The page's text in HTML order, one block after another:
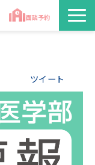
面談予約
ツイート